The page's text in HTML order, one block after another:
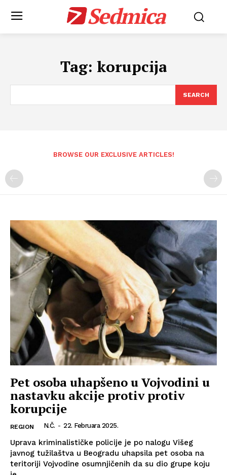
Sedmica
Tag: korupcija
SEARCH
BROWSE OUR EXCLUSIVE ARTICLES!
Pet osoba uhapšeno u Vojvodini u
nastavku akcije protiv protiv
korupcije
REGION N.Č. - 22. Februara 2025.
Uprava kriminalističke policije je po nalogu Višeg
javnog tužilaštva u Beogradu uhapsila pet osoba na
teritoriji Vojvodine osumnjičenih da su dio grupe koju